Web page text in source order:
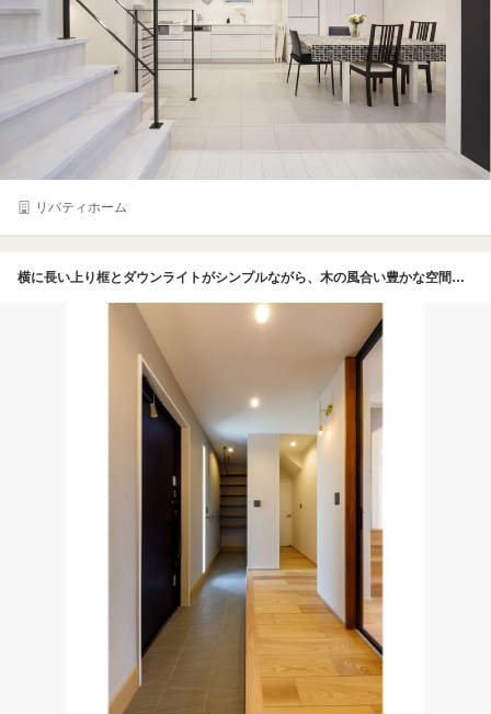
リバティホーム
横に長い上り框とダウンライトがシンプルながら、木の風合い豊かな空間を演出し、家族やゲストを優しく出迎えてくれる。シューズクローゼットを備えているので、普段づかいの靴もきちんと仕舞って、玄関まわりは広く使える